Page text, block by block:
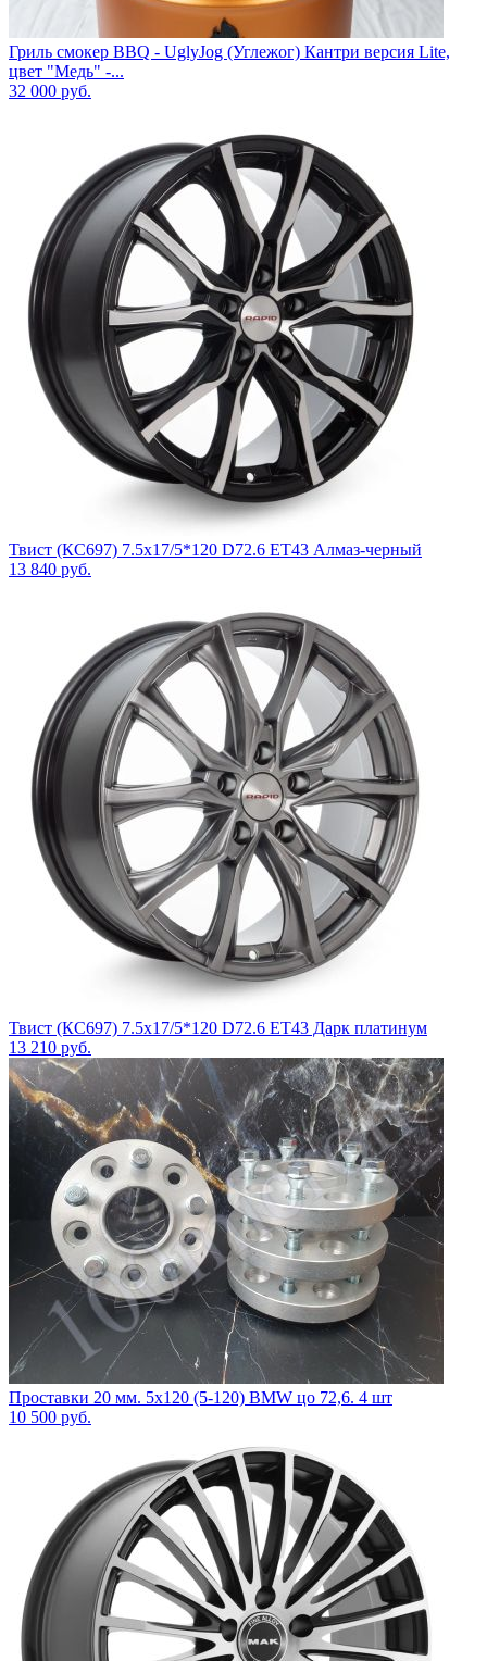
Гриль смокер BBQ - UglyJog (Углежог) Кантри версия Lite,
цвет "Медь" -...
32 000 руб.
Твист (КС697) 7.5x17/5*120 D72.6 ET43 Алмаз-черный
13 840 руб.
Твист (КС697) 7.5x17/5*120 D72.6 ET43 Дарк платинум
13 210 руб.
Проставки 20 мм. 5х120 (5-120) BMW цо 72,6. 4 шт
10 500 руб.